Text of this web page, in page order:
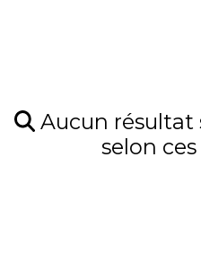
Aucun
selon